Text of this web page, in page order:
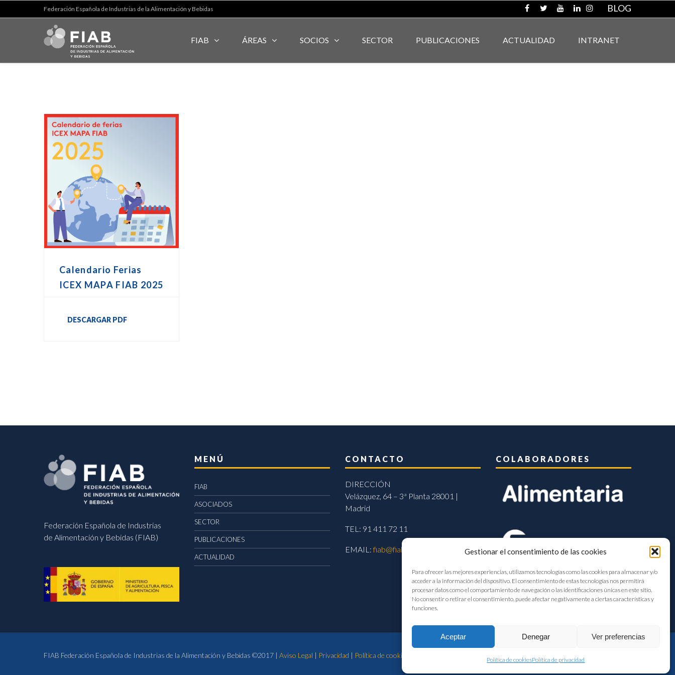
Gestionar el consentimiento de las cookies
Para ofrecer las mejores experiencias, utilizamos tecnologías como las cookies para almacenar y/o
acceder a la información del dispositivo. El consentimiento de estas tecnologías nos permitirá
procesar datos como el comportamiento de navegación o las identificaciones únicas en este sitio.
No consentir o retirar el consentimiento, puede afectar negativamente a ciertas características y
funciones.
Aceptar Denegar Ver preferencias
Política de cookiesPolítica de privacidad
Federación Española de Industrias de la Alimentación y Bebidas BLOG
FIAB ÁREAS SOCIOS SECTOR PUBLICACIONES ACTUALIDAD INTRANET
Calendario Ferias
ICEX MAPA FIAB 2025
DESCARGAR PDF
Federación Española de Industrias
de Alimentación y Bebidas (FIAB)
MENÚ
FIAB
ASOCIADOS
SECTOR
PUBLICACIONES
ACTUALIDAD
CONTACTO
DIRECCIÓN
Velázquez, 64 – 3ª Planta 28001 |
Madrid
TEL: 91 411 72 11
EMAIL:fiab@fiab.es
COLABORADORES
FIAB Federación Española de Industrias de la Alimentación y Bebidas ©2017 | Aviso Legal | Privacidad | Política de cookies